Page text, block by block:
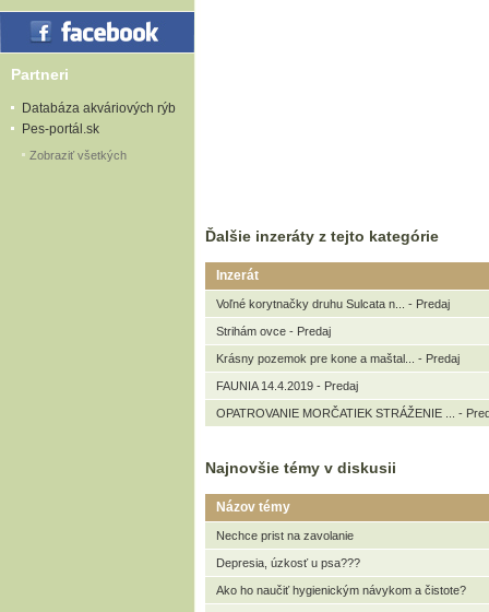
Partneri
Databáza akváriových rýb
Pes-portál.sk
Zobraziť všetkých
Ďalšie inzeráty z tejto kategórie
Inzerát
Voľné korytnačky druhu Sulcata n... - Predaj
Strihám ovce - Predaj
Krásny pozemok pre kone a maštal... - Predaj
FAUNIA 14.4.2019 - Predaj
OPATROVANIE MORČATIEK STRÁŽENIE ... -
Najnovšie témy v diskusii
Názov témy
Nechce prist na zavolanie
Depresia, úzkosť u psa???
Ako ho naučiť hygienickým návykom a čistote?